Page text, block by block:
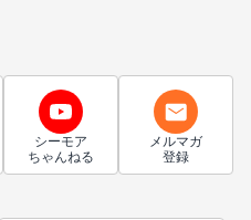
シーモア
ちゃんねる
メルマガ
登録